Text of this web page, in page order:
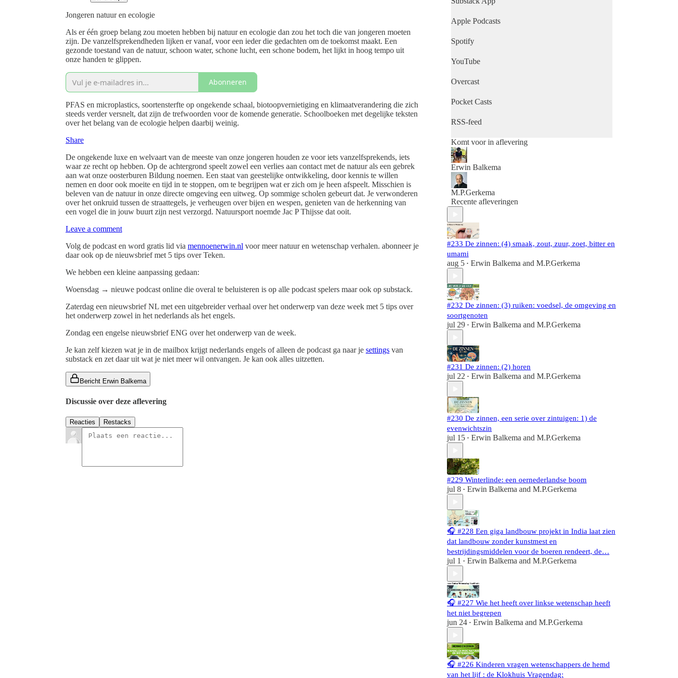
Jongeren natuur en ecologie
Als er één groep belang zou moeten hebben bij natuur en ecologie dan zou het toch die van jongeren moeten
zijn. De vanzelfsprekendheden lijken er vanaf, voor een ieder die gedachten om de toekomst maakt. Een
gezonde toestand van de natuur, schoon water, schone lucht, een schone bodem, het lijkt in hoog tempo uit
onze handen te glippen.
Abonneren
PFAS en microplastics, soortensterfte op ongekende schaal, biotoopvernietiging en klimaatverandering die zich
steeds verder versnelt, dat zijn de trefwoorden voor de komende generatie. Schoolboeken met degelijke teksten
over het belang van de ecologie helpen daarbij weinig.
Share
De ongekende luxe en welvaart van de meeste van onze jongeren houden ze voor iets vanzelfsprekends, iets
waar ze recht op hebben. Op de achtergrond speelt zowel een verlies aan contact met de natuur als een gebrek
aan wat onze oosterburen Bildung noemen. Een staat van geestelijke ontwikkeling, door kennis te willen
nemen en door ook moeite en tijd in te stoppen, om te begrijpen wat er zich om je heen afspeelt. Misschien is
beleven van de natuur in onze directe omgeving een uitweg. Op sommige scholen gebeurt dat. Je verwonderen
over het onkruid tussen de straattegels, je verheugen over bijen en wespen, genieten van de herkenning van
een vogel die in jouw buurt zijn nest verzorgd. Natuursport noemde Jac P Thijsse dat ooit.
Leave a comment
Volg de podcast en word gratis lid via mennoenerwin.nl voor meer natuur en wetenschap verhalen. abonneer je
daar ook op de nieuwsbrief met 5 tips over Teken.
We hebben een kleine aanpassing gedaan:
Woensdag → nieuwe podcast online die overal te beluisteren is op alle podcast spelers maar ook op substack.
Zaterdag een nieuwsbrief NL met een uitgebreider verhaal over het onderwerp van deze week met 5 tips over
het onderwerp zowel in het nederlands als het engels.
Zondag een engelse nieuwsbrief ENG over het onderwerp van de week.
Je kan zelf kiezen wat je in de mailbox krijgt nederlands engels of alleen de podcast ga naar je settings van
substack en zet daar uit wat je niet meer wil ontvangen. Je kan ook alles uitzetten.
Bericht Erwin Balkema
Discussie over deze aflevering
Reacties Restacks
Apple Podcasts
Spotify
YouTube
Overcast
Pocket Casts
RSS-feed
Komt voor in aflevering
Erwin Balkema
M.P.Gerkema
Recente afleveringen
#233 De zinnen: (4) smaak, zout, zuur, zoet, bitter en
umami
aug 5 • Erwin Balkema and M.P.Gerkema
#232 De zinnen: (3) ruiken: voedsel, de omgeving en
soortgenoten
jul 29 • Erwin Balkema and M.P.Gerkema
#231 De zinnen: (2) horen
jul 22 • Erwin Balkema and M.P.Gerkema
#230 De zinnen, een serie over zintuigen: 1) de
evenwichtszin
jul 15 • Erwin Balkema and M.P.Gerkema
#229 Winterlinde: een oernederlandse boom
jul 8 • Erwin Balkema and M.P.Gerkema
🎧 #228 Een giga landbouw projekt in India laat zien
dat landbouw zonder kunstmest en
bestrijdingsmiddelen voor de boeren rendeert, de…
jul 1 • Erwin Balkema and M.P.Gerkema
🎧 #227 Wie het heeft over linkse wetenschap heeft
het niet begrepen
jun 24 • Erwin Balkema and M.P.Gerkema
🎧 #226 Kinderen vragen wetenschappers de hemd
van het lijf : de Klokhuis Vragendag: